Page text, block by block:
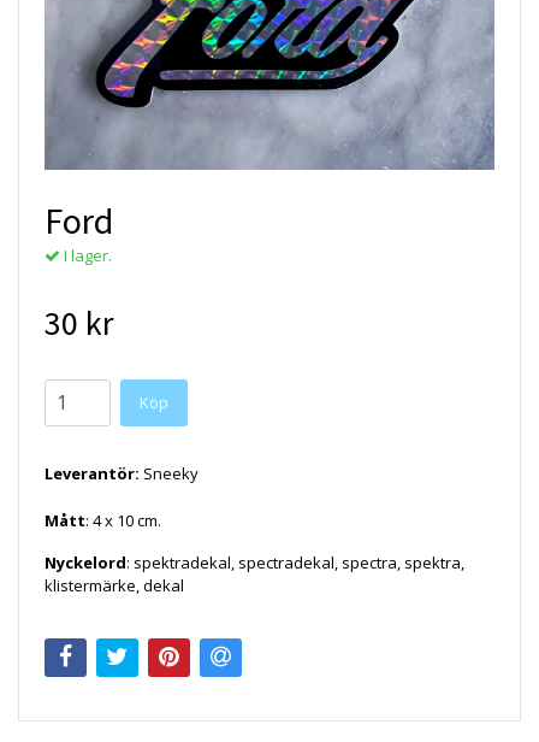
Ford
I lager.
30 kr
Köp
Leverantör: Sneeky
Mått: 4 x 10 cm.
Nyckelord: spektradekal, spectradekal, spectra, spektra,
klistermärke, dekal